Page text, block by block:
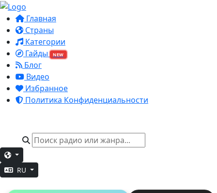
Главная
Страны
Категории
Гайды
NEW
Блог
Видео
Избранное
Политика Конфиденциальности
RU